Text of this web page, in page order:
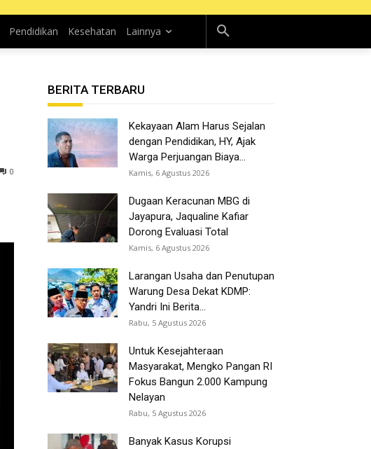
Pendidikan Kesehatan Lainnya
0
BERITA TERBARU
Kekayaan Alam Harus Sejalan
dengan Pendidikan, HY, Ajak
Warga Perjuangan Biaya...
Kamis, 6 Agustus 2026
Dugaan Keracunan MBG di
Jayapura, Jaqualine Kafiar
Dorong Evaluasi Total
Kamis, 6 Agustus 2026
Larangan Usaha dan Penutupan
Warung Desa Dekat KDMP:
Yandri Ini Berita...
Rabu, 5 Agustus 2026
Untuk Kesejahteraan
Masyarakat, Mengko Pangan RI
Fokus Bangun 2.000 Kampung
Nelayan
Rabu, 5 Agustus 2026
Banyak Kasus Korupsi